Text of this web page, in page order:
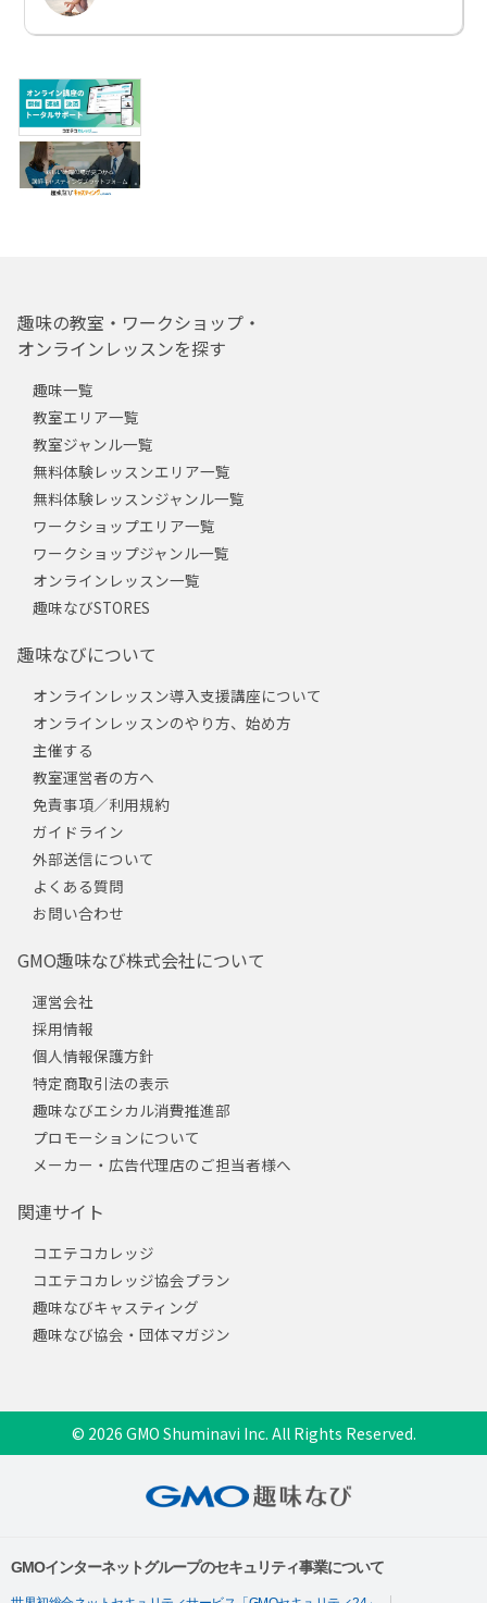
趣味の教室・ワークショップ・
オンラインレッスンを探す
趣味一覧
教室エリア一覧
教室ジャンル一覧
無料体験レッスンエリア一覧
無料体験レッスンジャンル一覧
ワークショップエリア一覧
ワークショップジャンル一覧
オンラインレッスン一覧
趣味なびSTORES
趣味なびについて
オンラインレッスン導入支援講座について
オンラインレッスンのやり方、始め方
主催する
教室運営者の方へ
免責事項／利用規約
ガイドライン
外部送信について
よくある質問
お問い合わせ
GMO趣味なび株式会社について
運営会社
採用情報
個人情報保護方針
特定商取引法の表示
趣味なびエシカル消費推進部
プロモーションについて
メーカー・広告代理店のご担当者様へ
関連サイト
コエテコカレッジ
コエテコカレッジ協会プラン
趣味なびキャスティング
趣味なび協会・団体マガジン
© 2026 GMO Shuminavi Inc. All Rights Reserved.